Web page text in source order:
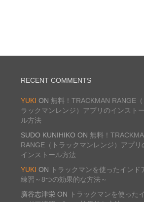
RECENT COMMENTS
YUKI ON 無料！TRACKMAN RANGE（
ラックマンレンジ）アプリのインストー
ル方法
SUDO KUNIHIKO ON 無料！
RANGE（トラックマンレンジ）アプリ
インストール方法
YUKI ON
トラックマンを使ったインド
練習～8つの効果的な方法～
廣谷志津栄 ON
トラックマンを使ったイ